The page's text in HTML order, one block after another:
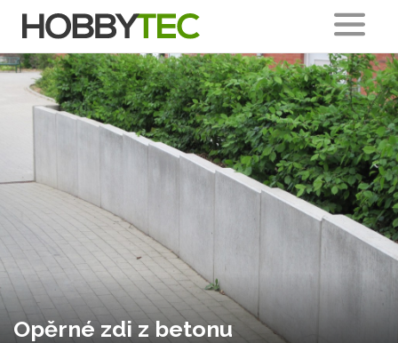
Opěrné zdi z betonu